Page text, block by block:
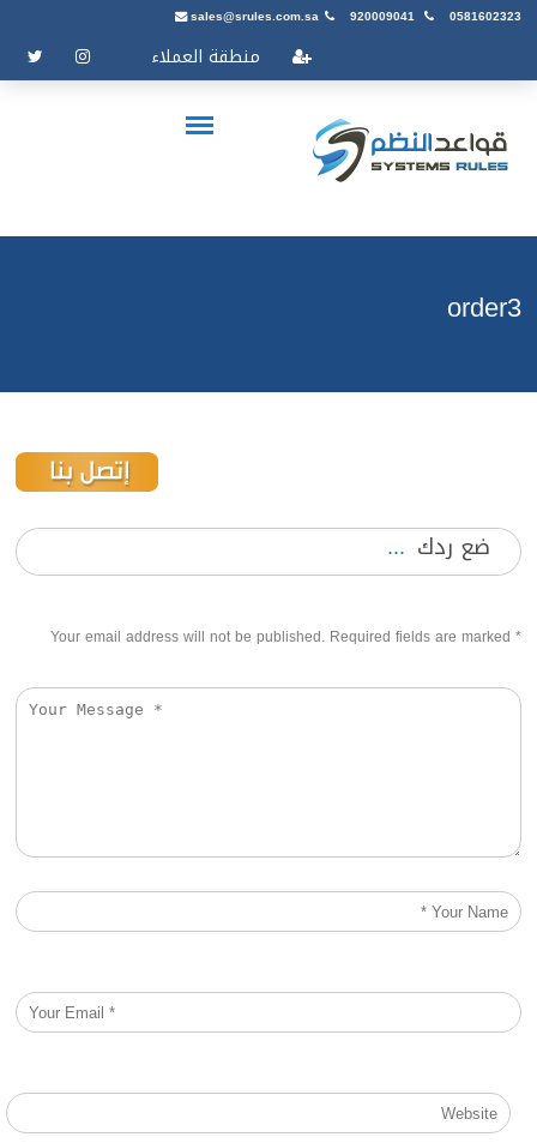
sales@srules.com.sa 920009041 0581602323
منطقة العملاء
order3
ضع ردك
Your email address will not be published. Required fields are marked *